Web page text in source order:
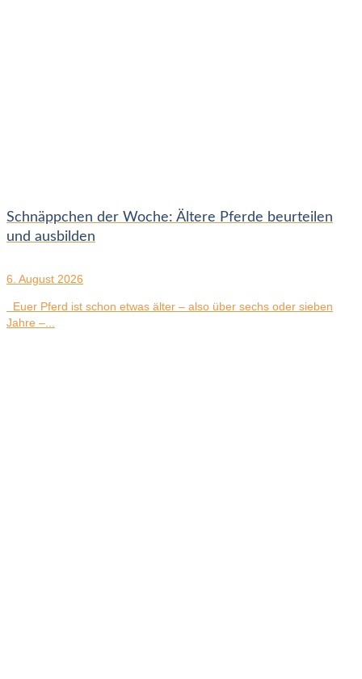
Schnäppchen der Woche: Ältere Pferde beurteilen
und ausbilden
6. August 2026
Euer Pferd ist schon etwas älter – also über sechs oder sieben
Jahre –...